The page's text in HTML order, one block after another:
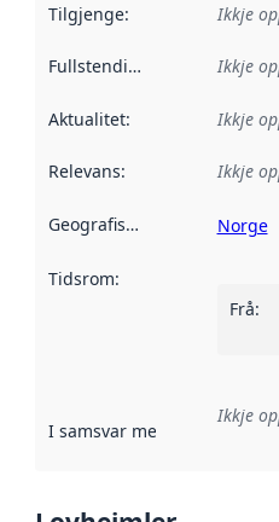
Tilgjenge: Ikkje
Fullstendigheit Ikkje
Aktualitet: Ikkje
Relevans: Ikkje
Geografisk område Norge
Tidsrom:
Frå:
I samsvar med Referanse
Ikkje